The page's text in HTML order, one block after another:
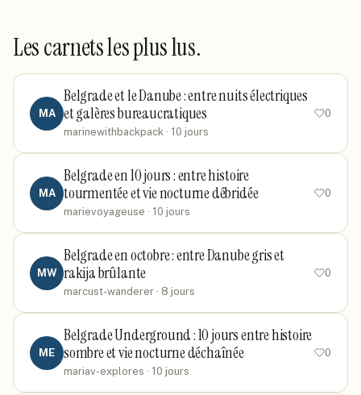
Les carnets les plus lus.
MA
Belgrade et le Danube : entre nuits électriques
et galères bureaucratiques
marinewithbackpack · 10 jours
0
MA
Belgrade en 10 jours : entre histoire
tourmentée et vie nocturne débridée
marievoyageuse · 10 jours
0
MW
Belgrade en octobre : entre Danube gris et
rakija brûlante
marcust-wanderer · 8 jours
0
ME
Belgrade Underground : 10 jours entre histoire
sombre et vie nocturne déchaînée
mariav-explores · 10 jours
0